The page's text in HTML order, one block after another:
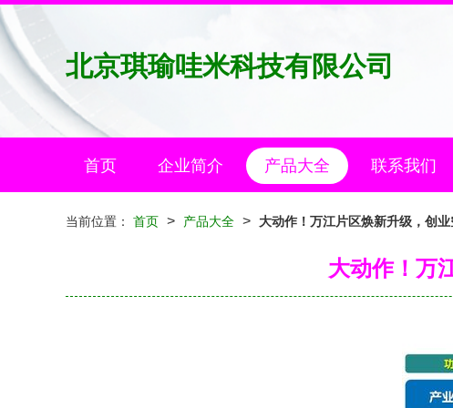
北京琪瑜哇米科技有限公司
首页 企业简介 产品大全 联系我们
当前位置： 首页 > 产品大全 > 大动作！万江片区焕新升级，创
大动作！万